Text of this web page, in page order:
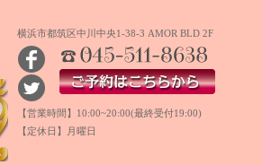
横浜市都筑区中川中央1-38-3 AMOR BLD 2F
【営業時間】10:00~20:00(最終受付19:00)
【定休日】月曜日